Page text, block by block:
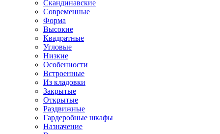
Скандинавские
Современные
Форма
Высокие
Квадратные
Угловые
Низкие
Особенности
Встроенные
Из кладовки
Закрытые
Открытые
Раздвижные
Гардеробные шкафы
Назначение